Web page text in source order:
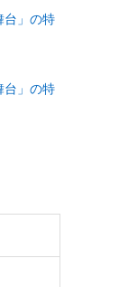
台」の特
台」の特